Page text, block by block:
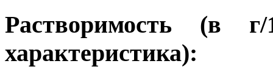
Растворимость (в
характеристика):